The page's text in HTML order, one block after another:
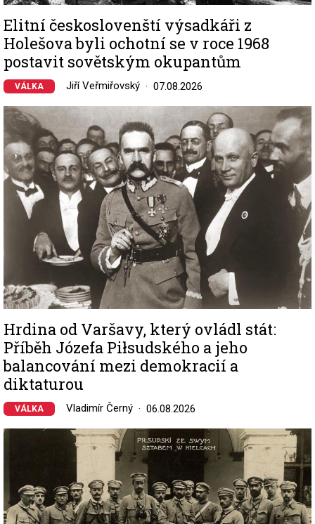
Elitní českoslovenští výsadkáři z
Holešova byli ochotní se v roce 1968
postavit sovětským okupantům
VÁLKA Jiří Veřmiřovský 07.08.2026
Image
Hrdina od Varšavy, který ovládl stát:
Příběh Józefa Piłsudského a jeho
balancování mezi demokracií a
diktaturou
VÁLKA Vladimír Černý 06.08.2026
Image